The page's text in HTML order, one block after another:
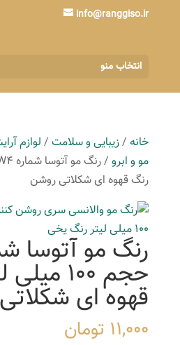
info@ranggiso.ir
انتخاب منو
خانه/زیبایی و سلامت/لوازم
مو و ابرو
رنگ قهوه ای شکلاتی روشن
حجم 100
قهوه ای
11,000 تومان